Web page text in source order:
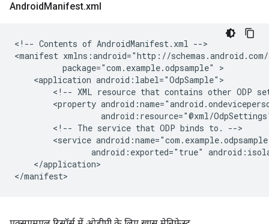
Android Manifest.xml
<!-- Contents of AndroidManifest.xml -->
<manifest
package="com.example.odpsample"
<application
<!-- XML resource that contains other ODP
<property
<!-- The service that ODP binds to.
<service
android:exported="true"
</application>